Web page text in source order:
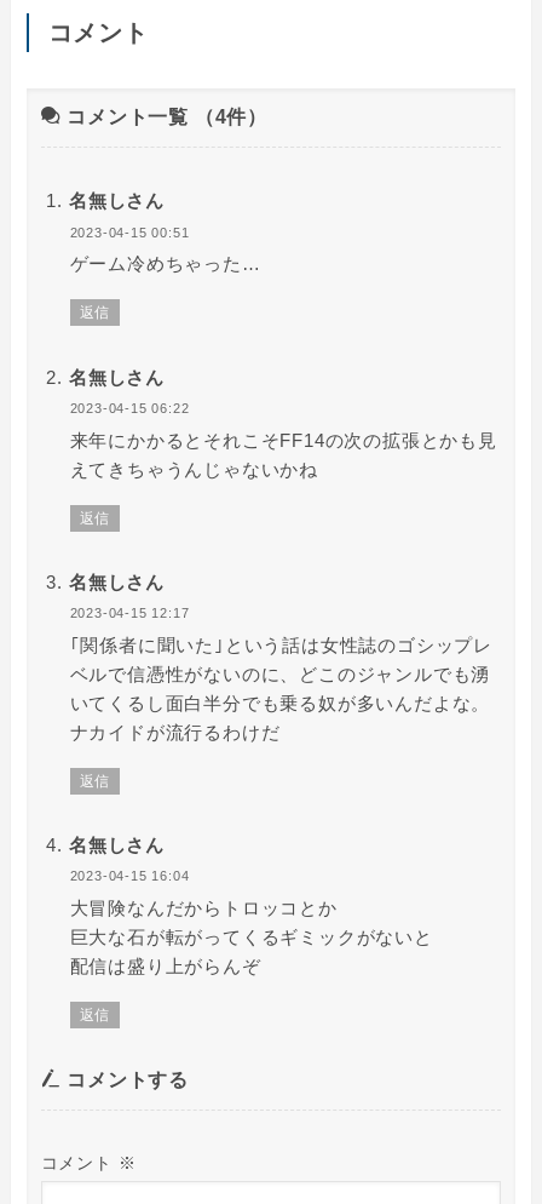
コメント
コメント一覧 （4件）
名無しさん
2023-04-15 00:51
ゲーム冷めちゃった…
返信
名無しさん
2023-04-15 06:22
来年にかかるとそれこそFF14の次の拡張とかも見
えてきちゃうんじゃないかね
返信
名無しさん
2023-04-15 12:17
｢関係者に聞いた｣という話は女性誌のゴシップレ
ベルで信憑性がないのに、どこのジャンルでも湧
いてくるし面白半分でも乗る奴が多いんだよな。
ナカイドが流行るわけだ
返信
名無しさん
2023-04-15 16:04
大冒険なんだからトロッコとか
巨大な石が転がってくるギミックがないと
配信は盛り上がらんぞ
返信
コメントする
コメント ※